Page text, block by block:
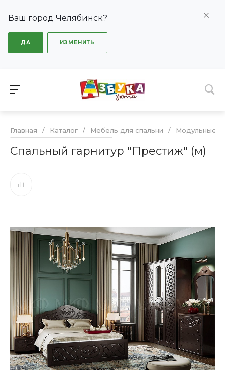
Ваш город Челябинск?
ДА ИЗМЕНИТЬ
Главная / Каталог / Мебель для спальни / Модульные
Спальный гарнитур "Престиж" (м)